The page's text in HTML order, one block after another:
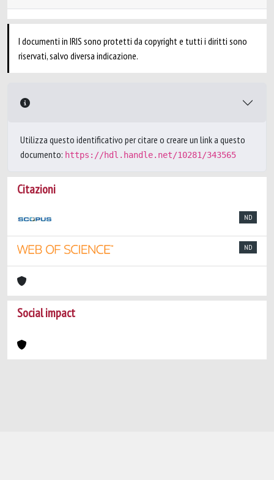
I documenti in IRIS sono protetti da copyright e tutti i diritti sono
riservati, salvo diversa indicazione.
Utilizza questo identificativo per citare o creare un link a questo
documento: https://hdl.handle.net/10281/343565
Citazioni
ND
ND
Social impact